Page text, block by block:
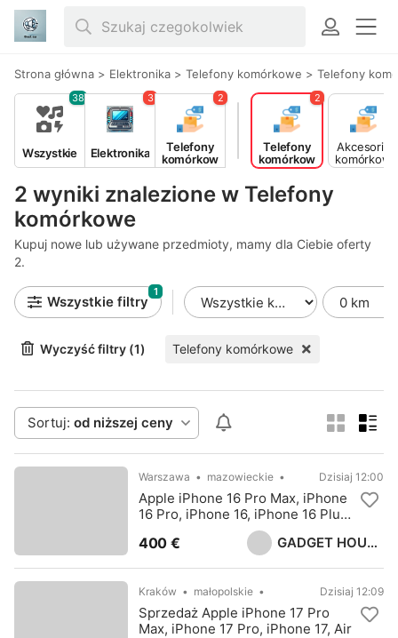
Strona główna > Elektronika > Telefony komórkowe > Telefony
2 wyniki znalezione w Telefony
komórkowe
Kupuj nowe lub używane przedmioty, mamy dla Ciebie oferty
2.
Wszystkie
38
Elektronika
3
Telefony
komórkow
e
2
Telefony
komórkow
e
2
Akcesoria
komórkow
e
Wszystkie filtry
1
Wyczyść filtry (1) Telefony komórkowe
Sortuj: od niższej ceny
GADGET HOUSE LTD
Warszawa mazowieckie Dzisiaj 12:00
Apple iPhone 16 Pro Max, iPhone
16 Pro, iPhone 16, iPhone 16 Plus,
Samsung S25 Ultra, Sony PS5
Pro
400 €
Kraków małopolskie Dzisiaj 12:09
Sprzedaż Apple iPhone 17 Pro
Max, iPhone 17 Pro, iPhone 17, Air